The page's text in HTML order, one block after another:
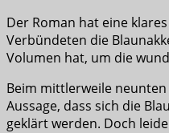
Der Roman hat eine
Verbündeten die
Volumen hat, um die
Beim mittlerweile
Aussage, dass sich die
geklärt werden. Doch